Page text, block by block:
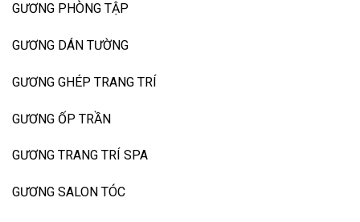
GƯƠNG PHÒNG TẬP
GƯƠNG DÁN TƯỜNG
GƯƠNG GHÉP TRANG TRÍ
GƯƠNG ỐP TRẦN
GƯƠNG TRANG TRÍ SPA
GƯƠNG SALON TÓC